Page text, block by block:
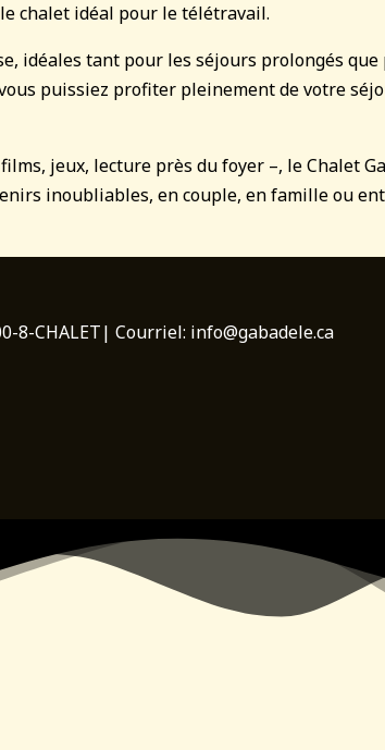
chalet idéal pour le télétravail.
idéales tant pour les séjours prolongés
puissiez profiter pleinement de votre
jeux, lecture près du foyer –, le Chalet
inoubliables, en couple, en famille ou
8-CHALET| Courriel: info@gabadele.ca